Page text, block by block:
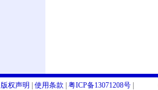
版权声明 使用条款 粤ICP备13071208号|